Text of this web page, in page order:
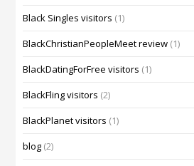
Black Singles visitors (1)
BlackChristianPeopleMeet review (1)
BlackDatingForFree visitors (1)
BlackFling visitors (2)
BlackPlanet visitors (1)
blog (2)